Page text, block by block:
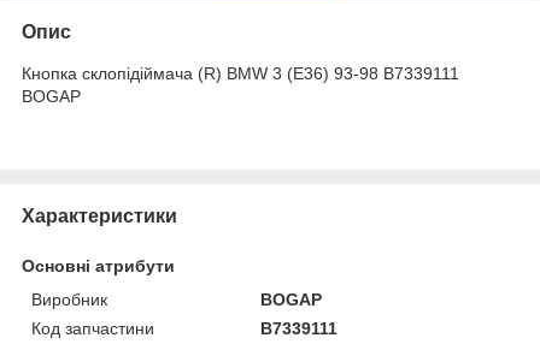
Опис
Кнопка склопідіймача (R) BMW 3 (E36) 93-98 B7339111
BOGAP
Характеристики
Основні атрибути
Виробник
BOGAP
Код запчастини
B7339111